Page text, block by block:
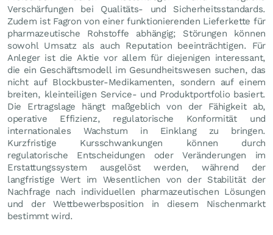
Verschärfungen bei Qualitäts- und Sicherheitsstandards.
Zudem ist Fagron von einer funktionierenden Lieferkette für
pharmazeutische Rohstoffe abhängig; Störungen können
sowohl Umsatz als auch Reputation beeinträchtigen. Für
Anleger ist die Aktie vor allem für diejenigen interessant,
die ein Geschäftsmodell im Gesundheitswesen suchen, das
nicht auf Blockbuster-Medikamenten, sondern auf einem
breiten, kleinteiligen Service- und Produktportfolio basiert.
Die Ertragslage hängt maßgeblich von der Fähigkeit ab,
operative Effizienz, regulatorische Konformität und
internationales Wachstum in Einklang zu bringen.
Kurzfristige Kursschwankungen können durch
regulatorische Entscheidungen oder Veränderungen im
Erstattungssystem ausgelöst werden, während der
langfristige Wert im Wesentlichen von der Stabilität der
Nachfrage nach individuellen pharmazeutischen Lösungen
und der Wettbewerbsposition in diesem Nischenmarkt
bestimmt wird.